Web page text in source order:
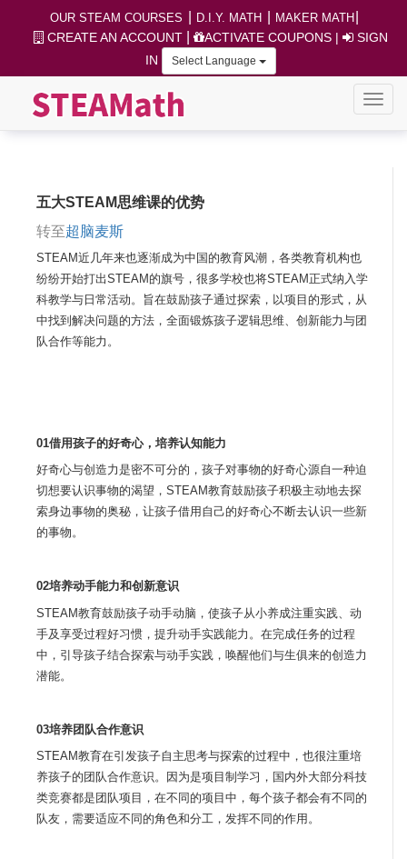
OUR STEAM COURSES D.I.Y. MATH MAKER MATH
CREATE AN ACCOUNT| ACTIVATE COUPONS|
SIGN
IN
Select Language
五大STEAM思维课的优势
转至超脑麦斯
STEAM近几年来也逐渐成为中国的教育风潮，各类教育机构也
纷纷开始打出STEAM的旗号，很多学校也将STEAM正式纳入学
科教学与日常活动。旨在鼓励孩子通过探索，以项目的形式，从
中找到解决问题的方法，全面锻炼孩子逻辑思维、创新能力与团
队合作等能力。
01借用孩子的好奇心，培养认知能力
好奇心与创造力是密不可分的，孩子对事物的好奇心源自一种迫
切想要认识事物的渴望，STEAM教育鼓励孩子积极主动地去探
索身边事物的奥秘，让孩子借用自己的好奇心不断去认识一些新
的事物。
02培养动手能力和创新意识
STEAM教育鼓励孩子动手动脑，使孩子从小养成注重实践、动
手及享受过程好习惯，提升动手实践能力。在完成任务的过程
中，引导孩子结合探索与动手实践，唤醒他们与生俱来的创造力
潜能。
03培养团队合作意识
STEAM教育在引发孩子自主思考与探索的过程中，也很注重培
养孩子的团队合作意识。因为是项目制学习，国内外大部分科技
类竞赛都是团队项目，在不同的项目中，每个孩子都会有不同的
队友，需要适应不同的角色和分工，发挥不同的作用。